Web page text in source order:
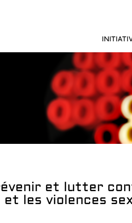
et lutter
et les violences